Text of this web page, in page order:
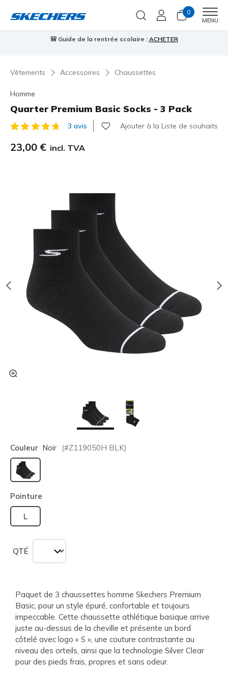
0
MENU
🎒 Guide de la rentrée scolaire : ACHETER
Vêtements Accessoires Chaussettes
Homme
Quarter Premium Basic Socks - 3 Pack
Évaluation client 3,9 sur 5
3 avis Ajouter à la Liste de souhaits
23,00 € incl. TVA
Couleur Noir (#Z119050H BLK)
sélectionné
Pointure
L
QTÉ
Paquet de 3 chaussettes homme Skechers Premium
Basic, pour un style épuré, confortable et toujours
impeccable. Cette chaussette athlétique basique arrive
juste au-dessus de la cheville et présente un bord
côtelé avec logo « S », une couture contrastante au
niveau des orteils, ainsi que la technologie Silver Clear
pour des pieds frais, propres et sans odeur.